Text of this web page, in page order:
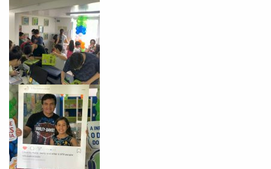
já vamos te colocar em contato